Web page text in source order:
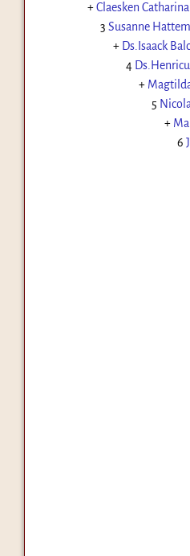
+Claesken
3 Susanne
+ Ds.Isaack
4
+
5
+
6